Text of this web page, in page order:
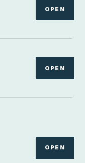
OPEN
OPEN
OPEN